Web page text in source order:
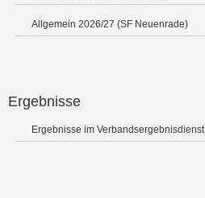
Allgemein 2026/27 (SF Neuenrade)
Ergebnisse
Ergebnisse im Verbandsergebnisdienst